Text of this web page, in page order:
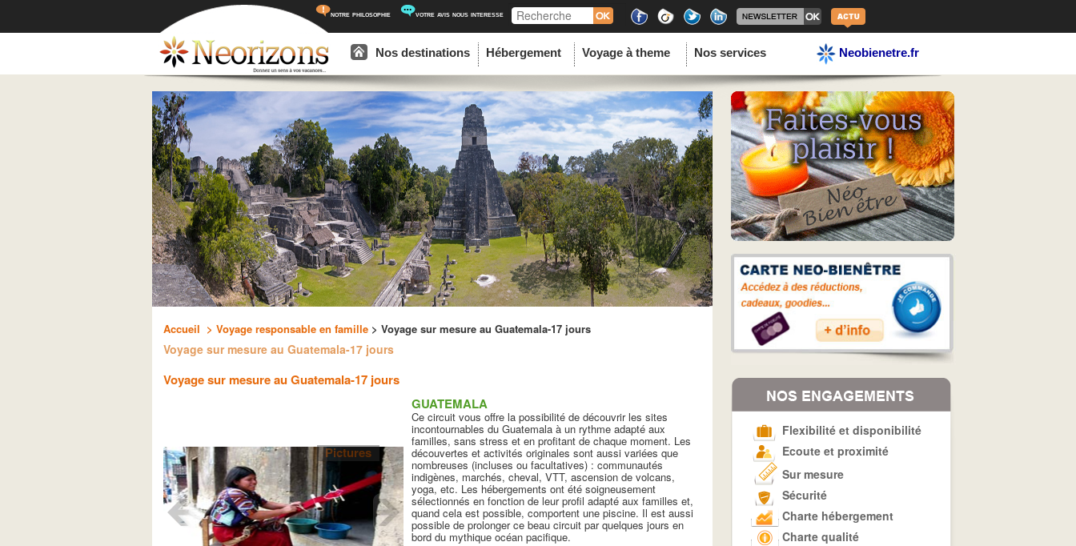
notre philosophie votre avis nous interesse
Recherche
Aller au contenu principal
Aller au contenu secondaire
Nos destinations Hébergement Voyage à theme Nos services Neobienetre.fr
Accueil > Voyage responsable en famille > Voyage sur mesure au Guatemala-17 jours
Voyage sur mesure au Guatemala-17 jours
Voyage sur mesure au Guatemala-17 jours
Pictures
GUATEMALA
Ce circuit vous offre la possibilité de découvrir les sites
incontournables du Guatemala à un rythme adapté aux
familles, sans stress et en profitant de chaque moment. Les
découvertes et activités originales sont aussi variées que
nombreuses (incluses ou facultatives) : communautés
indigènes, marchés, cheval, VTT, ascension de volcans,
yoga, etc. Les hébergements ont été soigneusement
sélectionnés en fonction de leur profil adapté aux familles et,
quand cela est possible, comportent une piscine. Il est aussi
possible de prolonger ce beau circuit par quelques jours en
bord du mythique océan pacifique.
Flexibilité et disponibilité
Ecoute et proximité
Sur mesure
Sécurité
Charte hébergement
Charte qualité